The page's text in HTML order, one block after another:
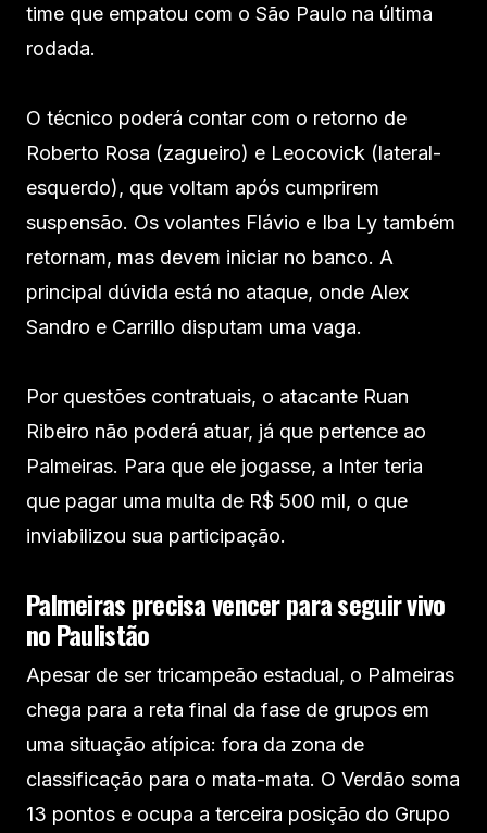
time que empatou com o São Paulo na última
rodada.
O técnico poderá contar com o retorno de
Roberto Rosa (zagueiro) e Leocovick (lateral-
esquerdo), que voltam após cumprirem
suspensão. Os volantes Flávio e Iba Ly também
retornam, mas devem iniciar no banco. A
principal dúvida está no ataque, onde Alex
Sandro e Carrillo disputam uma vaga.
Por questões contratuais, o atacante Ruan
Ribeiro não poderá atuar, já que pertence ao
Palmeiras. Para que ele jogasse, a Inter teria
que pagar uma multa de R$ 500 mil, o que
inviabilizou sua participação.
Palmeiras precisa vencer para seguir vivo
no Paulistão
Apesar de ser tricampeão estadual, o Palmeiras
chega para a reta final da fase de grupos em
uma situação atípica: fora da zona de
classificação para o mata-mata. O Verdão soma
13 pontos e ocupa a terceira posição do Grupo